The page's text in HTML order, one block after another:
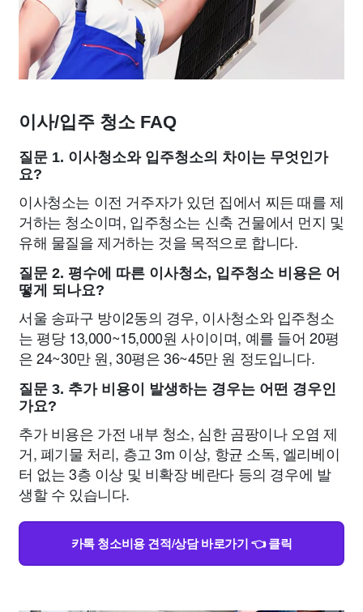
이사/입주 청소 FAQ
질문 1. 이사청소와 입주청소의 차이는 무엇인가
요?
이사청소는 이전 거주자가 있던 집에서 찌든 때를 제
거하는 청소이며, 입주청소는 신축 건물에서 먼지 및
유해 물질을 제거하는 것을 목적으로 합니다.
질문 2. 평수에 따른 이사청소, 입주청소 비용은 어
떻게 되나요?
서울 송파구 방이2동의 경우, 이사청소와 입주청소
는 평당 13,000~15,000원 사이이며, 예를 들어 20평
은 24~30만 원, 30평은 36~45만 원 정도입니다.
질문 3. 추가 비용이 발생하는 경우는 어떤 경우인
가요?
추가 비용은 가전 내부 청소, 심한 곰팡이나 오염 제
거, 폐기물 처리, 층고 3m 이상, 항균 소독, 엘리베이
터 없는 3층 이상 및 비확장 베란다 등의 경우에 발
생할 수 있습니다.
카톡 청소비용 견적/상담 바로가기 👈 클릭